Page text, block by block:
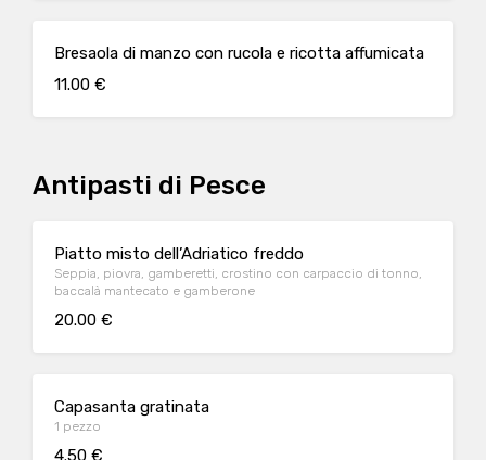
Bresaola di manzo con rucola e ricotta affumicata
11.00 €
Antipasti di Pesce
Piatto misto dell’Adriatico freddo
Seppia, piovra, gamberetti, crostino con carpaccio di tonno,
baccalà mantecato e gamberone
20.00 €
Capasanta gratinata
1 pezzo
4.50 €